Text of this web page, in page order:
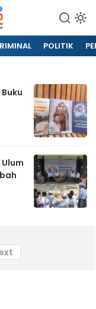
POLITIK